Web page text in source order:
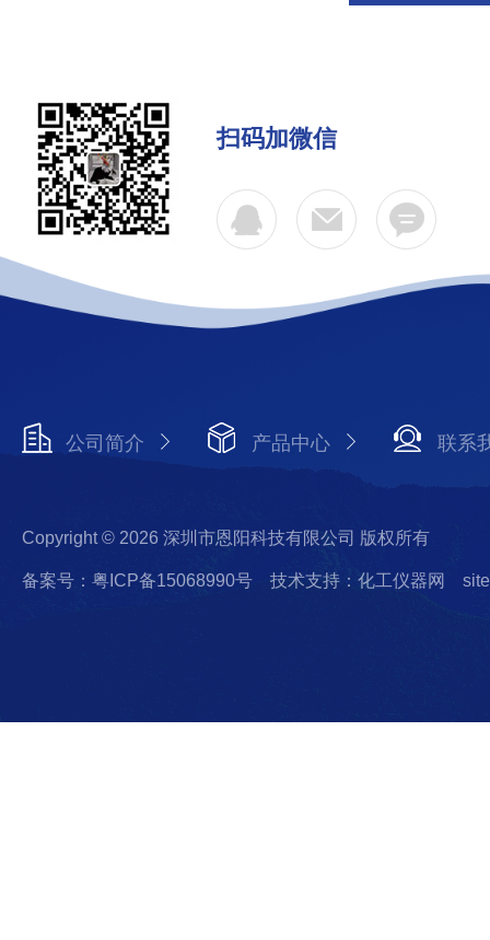
扫码加微信
公司简介 产品中心 联系
Copyright © 2026 深圳市恩阳科技有限公司 版权所有
备案号：粤ICP备15068990号 技术支持：化工仪器网